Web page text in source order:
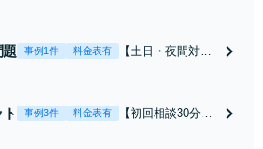
題 事例1件 料金表有
【土日・夜間対応
れたら、サインす
事例3件 料金表有
【初回相談30分無